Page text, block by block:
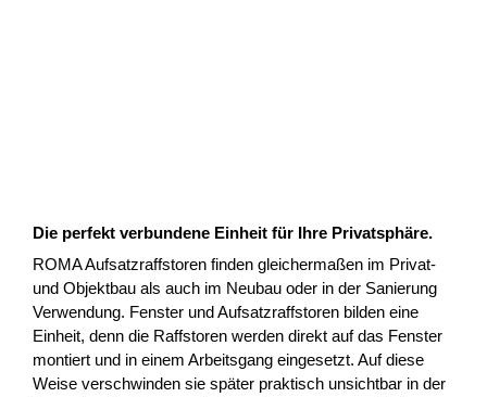
Die perfekt verbundene Einheit für Ihre Privatsphäre.
ROMA Aufsatzraffstoren finden gleichermaßen im Privat-
und Objektbau als auch im Neubau oder in der Sanierung
Verwendung. Fenster und Aufsatzraffstoren bilden eine
Einheit, denn die Raffstoren werden direkt auf das Fenster
montiert und in einem Arbeitsgang eingesetzt. Auf diese
Weise verschwinden sie später praktisch unsichtbar in der